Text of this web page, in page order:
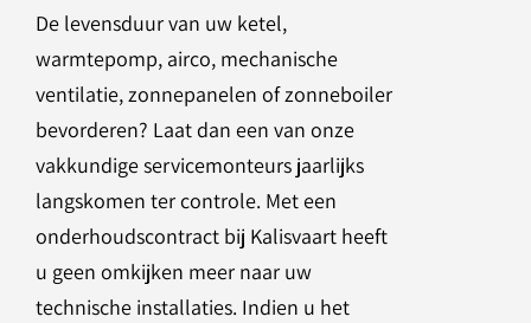
De levensduur van uw ketel,
warmtepomp, airco, mechanische
ventilatie, zonnepanelen of zonneboiler
bevorderen? Laat dan een van onze
vakkundige servicemonteurs jaarlijks
langskomen ter controle. Met een
onderhoudscontract bij Kalisvaart heeft
u geen omkijken meer naar uw
technische installaties. Indien u het